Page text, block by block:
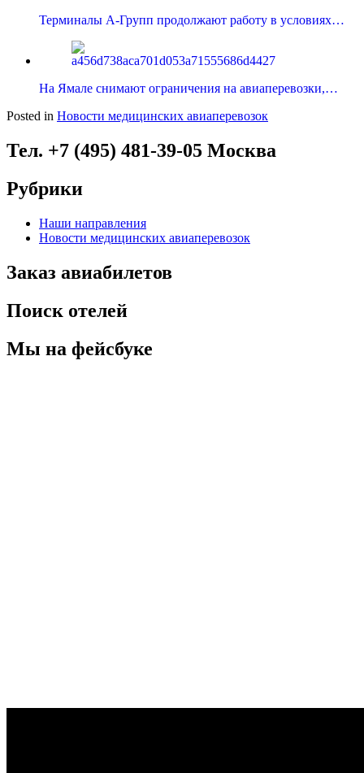
Терминалы А-Групп продолжают работу в условиях…
На Ямале снимают ограничения на авиаперевозки,…
Posted in Новости медицинских авиаперевозок
Тел. +7 (495) 481-39-05 Москва
Рубрики
Наши направления
Новости медицинских авиаперевозок
Заказ авиабилетов
Поиск отелей
Мы на фейсбуке